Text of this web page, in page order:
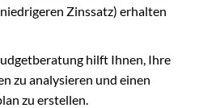
Zinssatz) erhalten
hilft Ihnen, Ihre
zu analysieren und einen
zu erstellen.